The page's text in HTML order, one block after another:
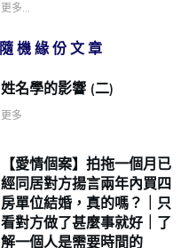
更多...
隨機緣份文章
姓名學的影響 (二)
更多
【愛情個案】拍拖一個月已
經同居對方揚言兩年內買四
房單位結婚，真的嗎？｜只
看對方做了甚麼事就好｜了
解一個人是需要時間的